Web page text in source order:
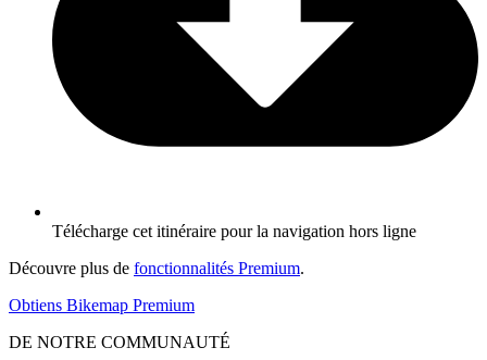
Télécharge cet itinéraire pour la navigation hors ligne
Découvre plus de fonctionnalités Premium.
Obtiens Bikemap Premium
DE NOTRE COMMUNAUTÉ